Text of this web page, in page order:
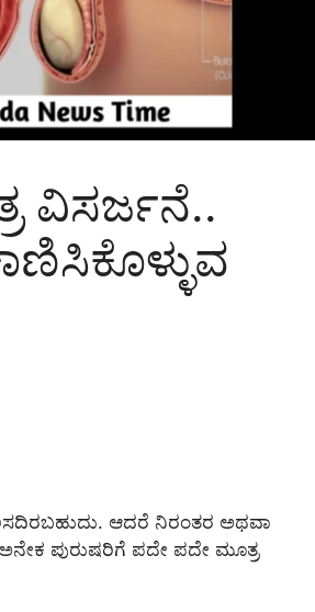
ವಿಸರ್ಜನೆ..
ಆದರೆ ನಿರಂತರ ಅಥವಾ
ಪುರುಷರಿಗೆ ಪದೇ ಪದೇ ಮೂತ್ರ